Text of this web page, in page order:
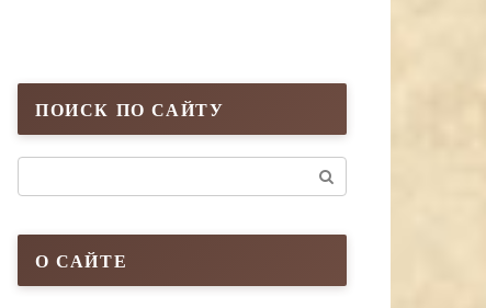
ПОИСК ПО САЙТУ
О САЙТЕ